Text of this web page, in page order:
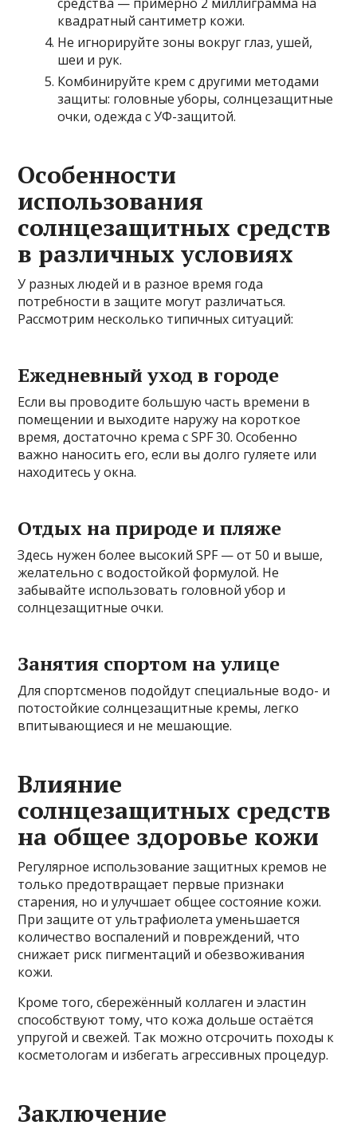
квадратный сантиметр кожи.
Не игнорируйте зоны вокруг глаз, ушей,
шеи и рук.
Комбинируйте крем с другими методами
защиты: головные уборы, солнцезащитные
очки, одежда с УФ-защитой.
Особенности
использования
солнцезащитных средств
в различных условиях
У разных людей и в разное время года
потребности в защите могут различаться.
Рассмотрим несколько типичных ситуаций:
Ежедневный уход в городе
Если вы проводите большую часть времени в
помещении и выходите наружу на короткое
время, достаточно крема с SPF 30. Особенно
важно наносить его, если вы долго гуляете или
находитесь у окна.
Отдых на природе и пляже
Здесь нужен более высокий SPF — от 50 и выше,
желательно с водостойкой формулой. Не
забывайте использовать головной убор и
солнцезащитные очки.
Занятия спортом на улице
Для спортсменов подойдут специальные водо- и
потостойкие солнцезащитные кремы, легко
впитывающиеся и не мешающие.
Влияние
солнцезащитных средств
на общее здоровье кожи
Регулярное использование защитных кремов не
только предотвращает первые признаки
старения, но и улучшает общее состояние кожи.
При защите от ультрафиолета уменьшается
количество воспалений и повреждений, что
снижает риск пигментаций и обезвоживания
кожи.
Кроме того, сбережённый коллаген и эластин
способствуют тому, что кожа дольше остаётся
упругой и свежей. Так можно отсрочить походы к
косметологам и избегать агрессивных процедур.
Заключение